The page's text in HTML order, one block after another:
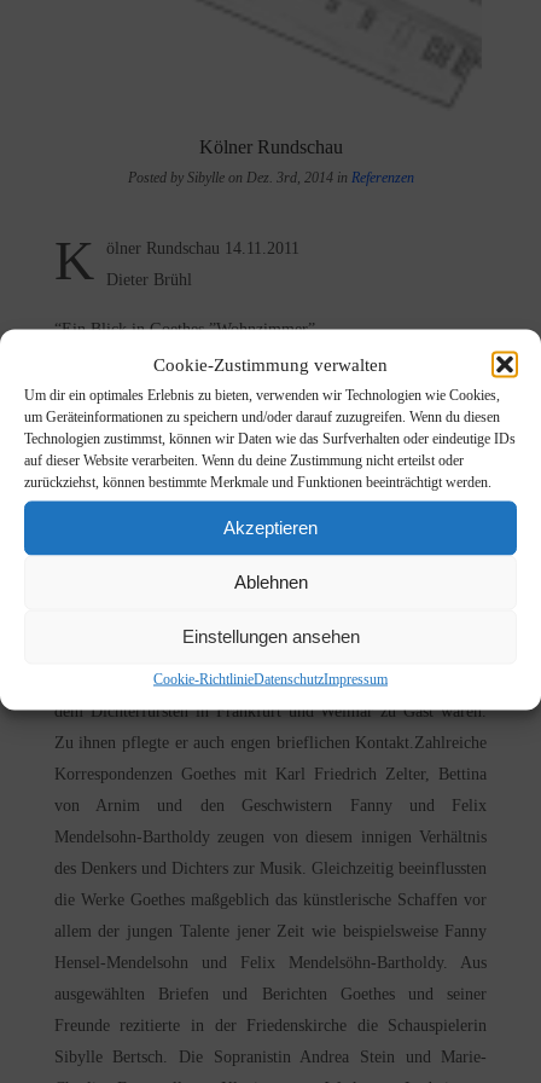
Cookie-Zustimmung verwalten
Um dir ein optimales Erlebnis zu bieten, verwenden wir Technologien wie Cookies,
um Geräteinformationen zu speichern und/oder darauf zuzugreifen. Wenn du diesen
Technologien zustimmst, können wir Daten wie das Surfverhalten oder eindeutige IDs
auf dieser Website verarbeiten. Wenn du deine Zustimmung nicht erteilst oder
zurückziehst, können bestimmte Merkmale und Funktionen beeinträchtigt werden.
Akzeptieren
Ablehnen
Einstellungen ansehen
Cookie-RichtlinieDatenschutzImpressum
Kölner Rundschau
Posted by Sibylle on Dez. 3rd, 2014 in Referenzen
K
ölner Rundschau 14.11.2011
Dieter Brühl
“Ein Blick in Goethes ”Wohnzimmer”
Literaturkonzert in der Friedenskirche mit Musik aus dem 19.
Jahrhundert
Ehrenfeld: “Was Dir mein Herz zu sagen hat” lautete der Titel
eines Literaturkonzertes, das in der Friedenskirche in der
Rothehausstraße stattfand. An dem von der Evangelischen
Kirchengemeinde Ehrenfeld veranstalteten Abend ging es um
Schriftsteller und Musiker der Weimarer Klassik und Romantik
dabei das Verhältnis Johann Wolfgang von Goethes zu seinen
literarischen und musikalischen Freunden, die seinerzeit bei
dem Dichterfürsten in Frankfurt und Weimar zu Gast waren.
Zu ihnen pflegte er auch engen brieflichen Kontakt.Zahlreiche
Korrespondenzen Goethes mit Karl Friedrich Zelter, Bettina
von Arnim und den Geschwistern Fanny und Felix
Mendelsohn-Bartholdy zeugen von diesem innigen Verhältnis
des Denkers und Dichters zur Musik. Gleichzeitig beeinflussten
die Werke Goethes maßgeblich das künstlerische Schaffen vor
allem der jungen Talente jener Zeit wie beispielsweise Fanny
Hensel-Mendelsohn und Felix Mendelsöhn-Bartholdy. Aus
ausgewählten Briefen und Berichten Goethes und seiner
Freunde rezitierte in der Friedenskirche die Schauspielerin
Sibylle Bertsch. Die Sopranistin Andrea Stein und Marie-